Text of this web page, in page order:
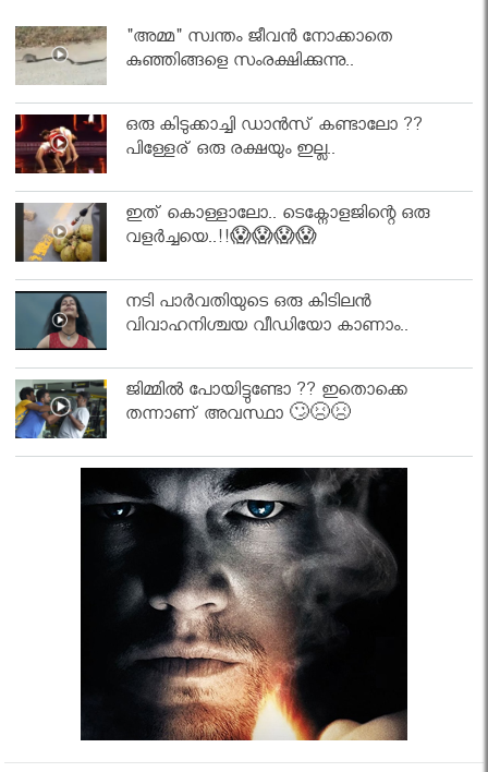
"അമ്മ" സ്വന്തം ജീവൻ നോക്കാതെ
കുഞ്ഞിങ്ങളെ സംരക്ഷിക്കുന്നു..
ഒരു കിടുക്കാച്ചി ഡാൻസ് കണ്ടാലോ ??
പിള്ളേര് ഒരു രക്ഷയും ഇല്ല..
ഇത് കൊള്ളാലോ.. ടെക്നോളജിന്റെ ഒരു
വളർച്ചയെ..!!😱😱😱😱
നടി പാർവതിയുടെ ഒരു കിടിലൻ
വിവാഹനിശ്ചയ വീഡിയോ കാണാം..
ജിമ്മിൽ പോയിട്ടുണ്ടോ ?? ഇതൊക്കെ
തന്നാണ് അവസ്ഥാ 🙄😣😣